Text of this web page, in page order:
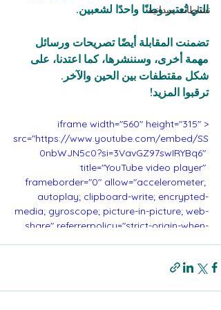
نشاطات ميدانية
التي تُعتبر وطنًا واحدًا لشعبين.
تضمنت المقابلة أيضًا تصريحات ورسائل
مهمة أخرى، وسننشرها، كما اعتدنا، على
شكل مقتطفات بين الحين والآخر.
ترقبوا المزيد!
<iframe width="560" height="315"
src="https://www.youtube.com/embed/SS
0nbWJN5c0?si=3VavGZ97swIRYBq6"
title="YouTube video player"
frameborder="0" allow="accelerometer;
autoplay; clipboard-write; encrypted-
media; gyroscope; picture-in-picture; web-
share" referrerpolicy="strict-origin-when-